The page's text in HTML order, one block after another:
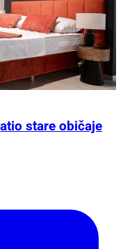
stare običaje